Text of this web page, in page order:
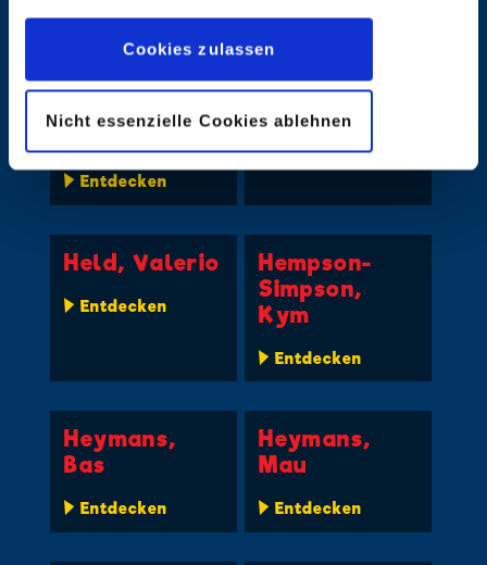
Datenschutzerklärungwieder widerrufen.
Cookies zulassen
Nicht essenzielle Cookies ablehnen
Härdfeldt,
Entdecken
Hedman, Per
Entdecken
Held, Valerio
Entdecken
Hempson-
Simpson,
Kym
Entdecken
Heymans,
Bas
Entdecken
Heymans,
Mau
Entdecken